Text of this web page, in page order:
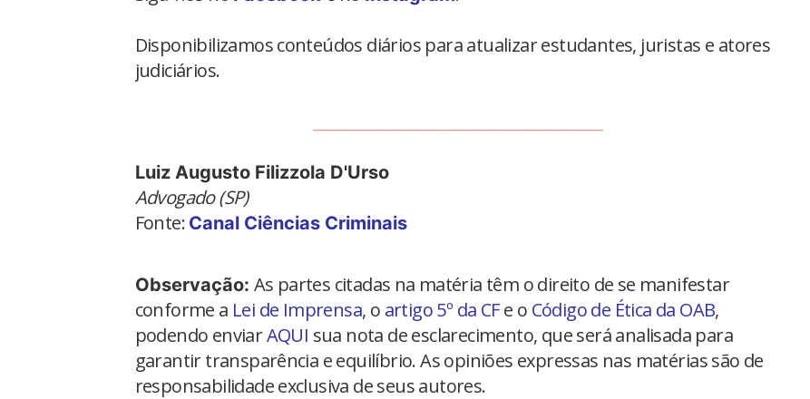
Disponibilizamos conteúdos diários para atualizar estudantes, juristas e atores
judiciários.
Luiz Augusto Filizzola D'Urso
Advogado (SP)
Fonte: Canal Ciências Criminais
Observação: As partes citadas na matéria têm o direito de se manifestar
conforme a Lei de Imprensa, o artigo 5º da CFe o Código de Ética da OAB,
podendo enviarAQUI sua nota de esclarecimento, que será analisada para
garantir transparência e equilíbrio. As opiniões expressas nas matérias são de
responsabilidade exclusiva de seus autores.